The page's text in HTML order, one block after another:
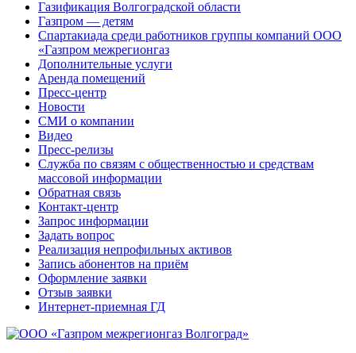
Газификация Волгоградской области
Газпром — детям
Спартакиада среди работников группы компаний ООО
«Газпром межрегионгаз
Дополнительные услуги
Аренда помещений
Пресс-центр
Новости
СМИ о компании
Видео
Пресс-релизы
Служба по связям с общественностью и средствам
массовой информации
Обратная связь
Контакт-центр
Запрос информации
Задать вопрос
Реализация непрофильных активов
Запись абонентов на приём
Оформление заявки
Отзыв заявки
Интернет-приемная ГД